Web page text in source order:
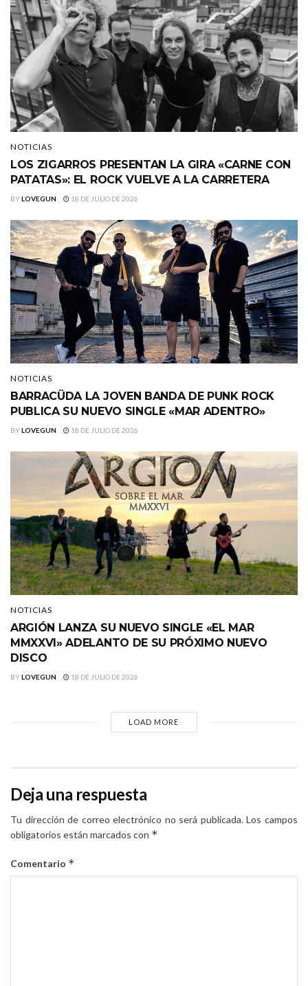
NOTICIAS
LOS ZIGARROS PRESENTAN LA GIRA «CARNE CON
PATATAS»: EL ROCK VUELVE A LA CARRETERA
BYLOVEGUN 18 DE JULIO DE 2026
NOTICIAS
BARRACÜDA LA JOVEN BANDA DE PUNK ROCK
PUBLICA SU NUEVO SINGLE «MAR ADENTRO»
BYLOVEGUN 18 DE JULIO DE 2026
NOTICIAS
ARGIÓN LANZA SU NUEVO SINGLE «EL MAR
MMXXVI» ADELANTO DE SU PRÓXIMO NUEVO
DISCO
BYLOVEGUN 18 DE JULIO DE 2026
LOAD MORE
Deja una respuesta
Tu dirección de correo electrónico no será publicada. Los campos
obligatorios están marcados con *
Comentario *